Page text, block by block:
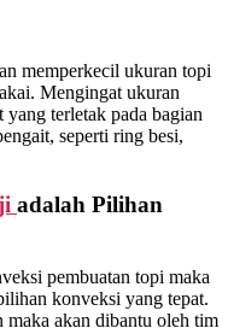
memperkecil ukuran topi
Mengingat ukuran
yang terletak pada bagian
seperti ring besi,
adalah Pilihan
pembuatan topi maka
konveksi yang tepat.
maka akan dibantu oleh tim